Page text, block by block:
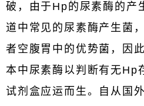
破，由于Hp的尿素酶的产
道中常见的尿素酶产生菌
者空腹胃中的优势菌，因
本中尿素酶以判断有无Hp
试剂盒应运而生。自从国